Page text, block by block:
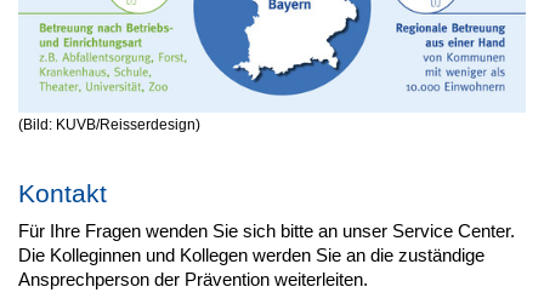
(Bild: KUVB/Reisserdesign)
Kontakt
Für Ihre Fragen wenden Sie sich bitte an unser Service Center.
Die Kolleginnen und Kollegen werden Sie an die zuständige
Ansprechperson der Prävention weiterleiten.